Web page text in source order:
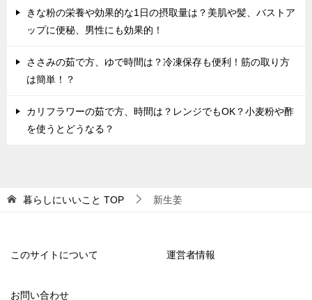
きな粉の栄養や効果的な1日の摂取量は？美肌や髪、バストア
ップに便秘、男性にも効果的！
ささみの茹で方、ゆで時間は？冷凍保存も便利！筋の取り方
は簡単！？
カリフラワーの茹で方、時間は？レンジでもOK？小麦粉や酢
を使うとどうなる？
暮らしにいいこと TOP 新生姜
このサイトについて 運営者情報
お問い合わせ